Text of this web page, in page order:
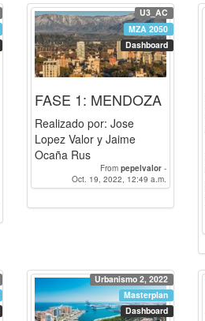
U3_AC
MZA 2050
Dashboard
FASE 1: MENDOZA
Realizado por: Jose
Lopez Valor y Jaime
Ocaña Rus
From pepelvalor-
OcanaRusJaime
Oct. 19, 2022, 12:49 a.m.
Urbanismo 2, 2022
Masterplan
Dashboard